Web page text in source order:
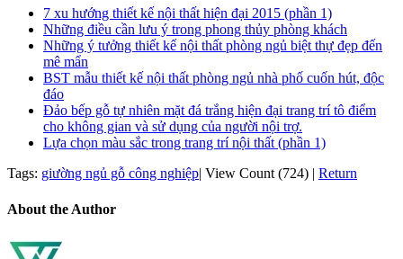
7 xu hướng thiết kế nội thất hiện đại 2015 (phần 1)
Những điều cần lưu ý trong phong thủy phòng khách
Những ý tưởng thiết kế nội thất phòng ngủ biệt thự đẹp đến
mê mẩn
BST mẫu thiết kế nội thất phòng ngủ nhà phố cuốn hút, độc
đáo
Đảo bếp gỗ tự nhiên mặt đá trắng hiện đại trang trí tô điểm
cho không gian và sử dụng của người nội trợ.
Lựa chọn màu sắc trong trang trí nội thất (phần 1)
Tags: giường ngủ gỗ công nghiệp| View Count (724) | Return
About the Author